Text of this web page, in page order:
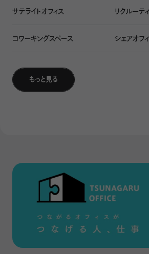
に起き、温かいコーヒーを淹れ、読みた
返信や集中力を要するタスクを先に片付
そんな行動から始まる1日は、昼前には
ており、午後には余裕を持った状態で自
効力感は、困難なトラブルが起きても「
裕がある」と落ち着いて構えられるメン
る、5時起きの最大の恩恵です。
起きが多いのですが、それはこのよう
影響していると考えています。
サテライトオフィス リクルーテ
コワーキングスペース シェアオフ
もっと見る